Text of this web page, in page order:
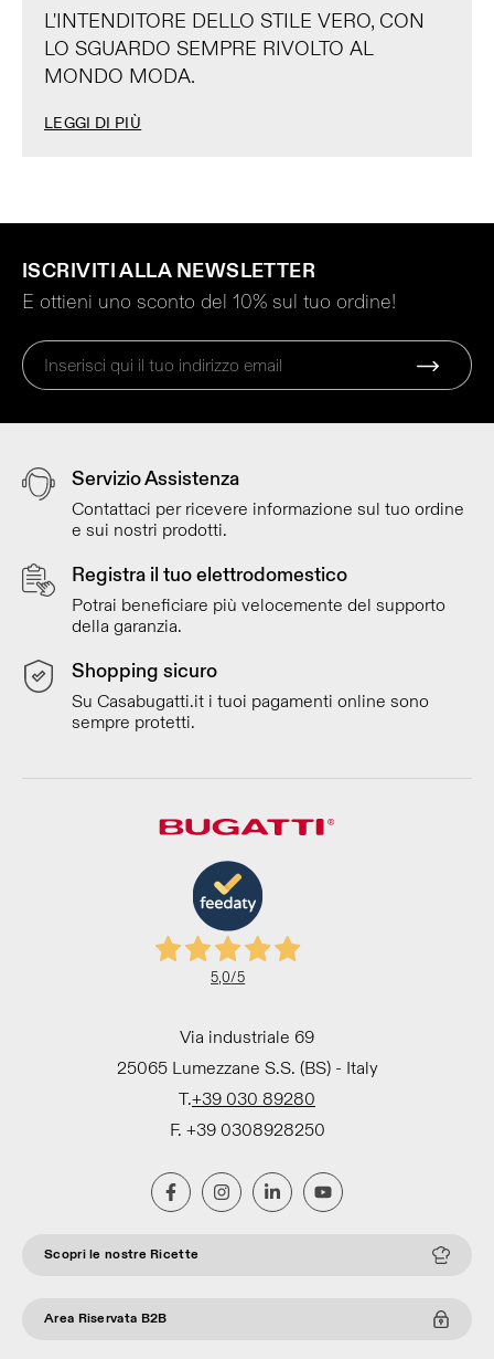
L'INTENDITORE DELLO STILE VERO, CON
LO SGUARDO SEMPRE RIVOLTO AL
MONDO MODA.
LEGGI DI PIÙ
ISCRIVITI ALLA NEWSLETTER
E ottieni uno sconto del 10% sul tuo ordine!
Servizio Assistenza
Contattaci per ricevere informazione sul tuo ordine
e sui nostri prodotti.
Registra il tuo elettrodomestico
Potrai beneficiare più velocemente del supporto
della garanzia.
Shopping sicuro
Su Casabugatti.it i tuoi pagamenti online sono
sempre protetti.
5,0/5
Via industriale 69
25065 Lumezzane S.S. (BS) - Italy
T.+39 030 89280
F. +39 0308928250
Scopri le nostre Ricette
Area Riservata B2B